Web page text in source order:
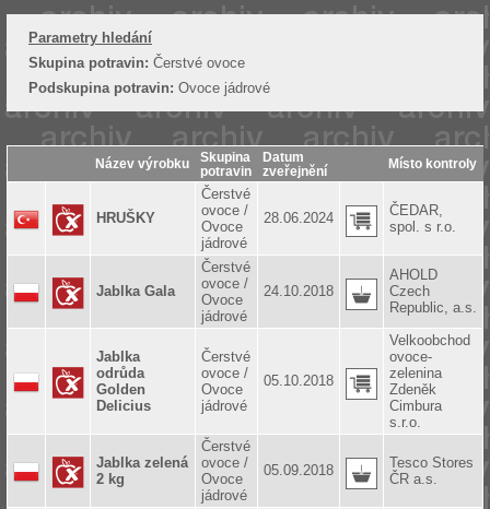
Parametry hledání
Skupina potravin: Čerstvé ovoce
Podskupina potravin: Ovoce jádrové
Název výrobku
Skupina
potravin
Datum
zveřejnění
Místo kontroly
HRUŠKY
Čerstvé
ovoce /
Ovoce
jádrové
28.06.2024
ČEDAR,
spol. s r.o.
Jablka Gala
Čerstvé
ovoce /
Ovoce
jádrové
24.10.2018
AHOLD
Czech
Republic, a.s.
Jablka
odrůda
Golden
Delicius
Čerstvé
ovoce /
Ovoce
jádrové
05.10.2018
Velkoobchod
ovoce-
zelenina
Zdeněk
Cimbura
s.r.o.
Jablka zelená
2 kg
Čerstvé
ovoce /
Ovoce
jádrové
05.09.2018
Tesco Stores
ČR a.s.